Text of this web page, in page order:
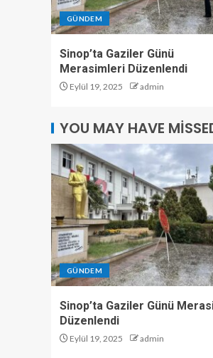
GÜNDEM
Sinop’ta Gaziler Günü
Merasimleri Düzenlendi
Eylül 19, 2025 admin
YOU MAY HAVE
GÜNDEM
Sinop’ta Gaziler Günü
Düzenlendi
Eylül 19, 2025 admin